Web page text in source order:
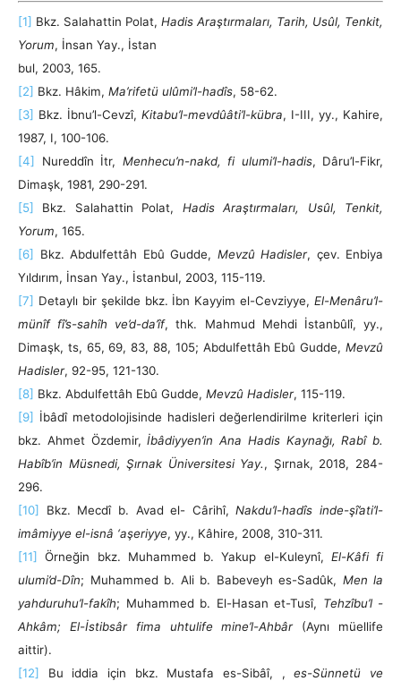
[1] Bkz. Salahattin Polat, Hadis Araştırmaları, Tarih, Usûl, Tenkit,
Yorum, İnsan Yay., İstan
bul, 2003, 165.
[2] Bkz. Hâkim, Ma’rifetü ulûmi’l-hadîs, 58-62.
[3] Bkz. İbnu’l-Cevzî, Kitabu’l-mevdûâti’l-kübra, I-III, yy., Kahire,
1987, I, 100-106.
[4]
Nureddîn İtr, Menhecu’n-nakd, fi ulumi’l-hadis, Dâru’l-Fikr,
Dimaşk, 1981, 290-291.
[5]
Bkz. Salahattin Polat, Hadis Araştırmaları, Usûl, Tenkit,
Yorum, 165.
[6]
Bkz. Abdulfettâh Ebû Gudde, Mevzû Hadisler, çev. Enbiya
Yıldırım, İnsan Yay., İstanbul, 2003, 115-119.
[7] Detaylı bir şekilde bkz. İbn Kayyim el-Cevziyye, El-Menâru’l-
münîf fî’s-sahîh ve’d-da’îf, thk. Mahmud Mehdi İstanbûlî, yy.,
Dimaşk, ts, 65, 69, 83, 88, 105; Abdulfettâh Ebû Gudde, Mevzû
Hadisler, 92-95, 121-130.
[8] Bkz. Abdulfettâh Ebû Gudde, Mevzû Hadisler, 115-119.
[9]
İbâdî metodolojisinde hadisleri değerlendirilme kriterleri için
bkz. Ahmet Özdemir,İbâdiyyen’in Ana Hadis Kaynağı, Rabî b.
Habîb’in Müsnedi, Şırnak Üniversitesi Yay., Şırnak, 2018, 284-
296.
[10]
Bkz. Mecdî b. Avad el- Cârihî,Nakdu’l-hadîs inde-şî’ati’l-
imâmiyye el-isnâ ‘aşeriyye, yy., Kâhire, 2008, 310-311.
[11]
Örneğin bkz. Muhammed b. Yakup el-Kuleynî, El-Kâfi fi
ulumi’d-Dîn; Muhammed b. Ali b. Babeveyh es-Sadûk, Men la
yahduruhu’l-fakîh; Muhammed b. El-Hasan et-Tusî, Tehzîbu’l -
Ahkâm; El-İstibsâr fima uhtulife mine’l-Ahbâr(Aynı müellife
aittir).
[12]
Bu iddia için bkz. Mustafa es-Sibâî, ,es-Sünnetü ve